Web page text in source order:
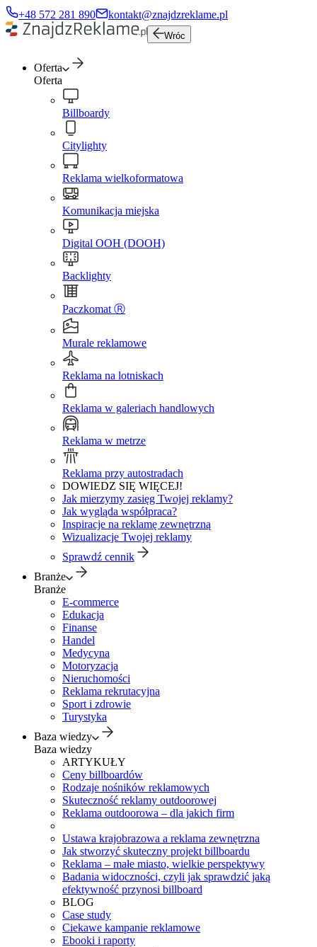
+48 572 281 890 kontakt@znajdzreklame.pl
Wróc
Oferta
Oferta
Billboardy
Citylighty
Reklama wielkoformatowa
Komunikacja miejska
Digital OOH (DOOH)
Backlighty
Paczkomat Ⓡ
Murale reklamowe
Reklama na lotniskach
Reklama w galeriach handlowych
Reklama w metrze
Reklama przy autostradach
DOWIEDZ SIĘ WIĘCEJ!
Jak mierzymy zasięg Twojej reklamy?
Jak wygląda współpraca?
Inspiracje na reklamę zewnętrzną
Wizualizacje Twojej reklamy
Sprawdź cennik
Branże
Branże
E-commerce
Edukacja
Finanse
Handel
Medycyna
Motoryzacja
Nieruchomości
Reklama rekrutacyjna
Sport i zdrowie
Turystyka
Baza wiedzy
Baza wiedzy
ARTYKUŁY
Ceny billboardów
Rodzaje nośników reklamowych
Skuteczność reklamy outdoorowej
Reklama outdoorowa – dla jakich firm
Ustawa krajobrazowa a reklama zewnętrzna
Jak stworzyć skuteczny projekt billboardu
Reklama – małe miasto, wielkie perspektywy
Badania widoczności, czyli jak sprawdzić jaką
efektywność przynosi billboard
BLOG
Case study
Ciekawe kampanie reklamowe
Ebooki i raporty